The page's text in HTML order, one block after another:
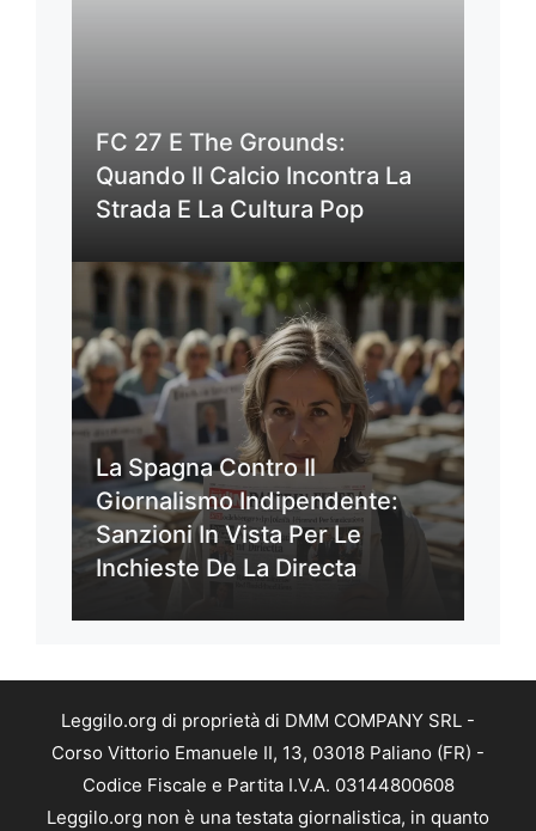
FC 27 E The Grounds:
Quando Il Calcio Incontra La
Strada E La Cultura Pop
La Spagna Contro Il
Giornalismo Indipendente:
Sanzioni In Vista Per Le
Inchieste De La Directa
Leggilo.org di proprietà di DMM COMPANY SRL -
Corso Vittorio Emanuele II, 13, 03018 Paliano (FR) -
Codice Fiscale e Partita I.V.A. 03144800608
Leggilo.org non è una testata giornalistica, in quanto